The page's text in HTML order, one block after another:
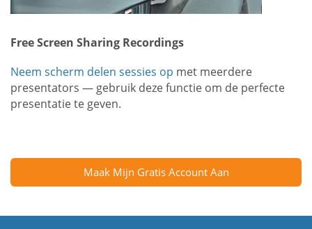
Free Screen Sharing Recordings
Neem scherm delen sessies op met meerdere
presentators — gebruik deze functie om de perfecte
presentatie te geven.
Maak Mijn Gratis Account Aan